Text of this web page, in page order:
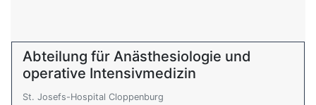
Abteilung für Anästhesiologie und
operative Intensivmedizin
St. Josefs-Hospital Cloppenburg